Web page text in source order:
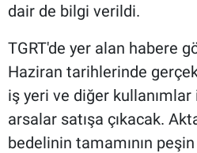
dair de bilgi verildi.
TGRT'de yer alan habere
Haziran tarihlerinde
iş yeri ve diğer
arsalar satışa çıkacak.
bedelinin tamamının